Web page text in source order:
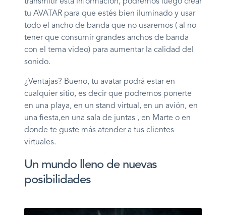
transmitir esta información, podremos luego crear
tu AVATAR para que estés bien iluminado y usar
todo el ancho de banda que no usaremos ( al no
tener que consumir grandes anchos de banda
con el tema video) para aumentar la calidad del
sonido.
¿Ventajas? Bueno, tu avatar podrá estar en
cualquier sitio, es decir que podremos ponerte
en una playa, en un stand virtual, en un avión, en
una fiesta,en una sala de juntas , en Marte o en
donde te guste más atender a tus clientes
virtuales.
Un mundo lleno de nuevas
posibilidades